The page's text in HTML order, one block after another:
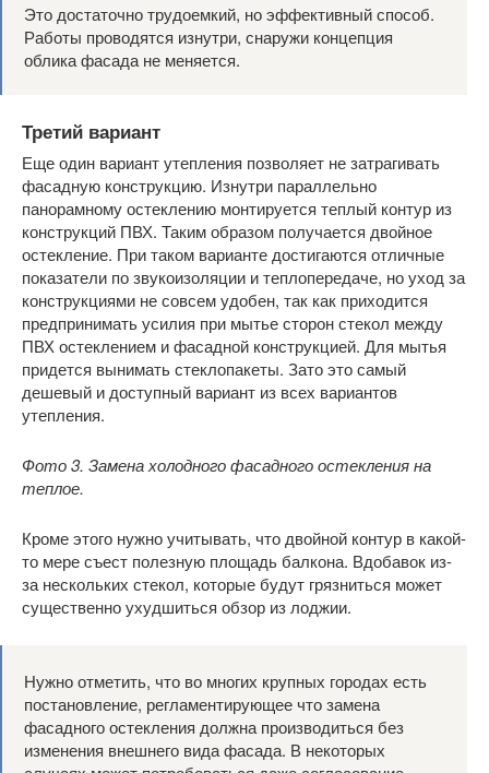
Это достаточно трудоемкий, но эффективный способ.
Работы проводятся изнутри, снаружи концепция
облика фасада не меняется.
Третий вариант
Еще один вариант утепления позволяет не затрагивать
фасадную конструкцию. Изнутри параллельно
панорамному остеклению монтируется теплый контур из
конструкций ПВХ. Таким образом получается двойное
остекление. При таком варианте достигаются отличные
показатели по звукоизоляции и теплопередаче, но уход за
конструкциями не совсем удобен, так как приходится
предпринимать усилия при мытье сторон стекол между
ПВХ остеклением и фасадной конструкцией. Для мытья
придется вынимать стеклопакеты. Зато это самый
дешевый и доступный вариант из всех вариантов
утепления.
Фото 3. Замена холодного фасадного остекления на
теплое.
Кроме этого нужно учитывать, что двойной контур в какой-
то мере съест полезную площадь балкона. Вдобавок из-
за нескольких стекол, которые будут грязниться может
существенно ухудшиться обзор из лоджии.
Нужно отметить, что во многих крупных городах есть
постановление, регламентирующее что замена
фасадного остекления должна производиться без
изменения внешнего вида фасада. В некоторых